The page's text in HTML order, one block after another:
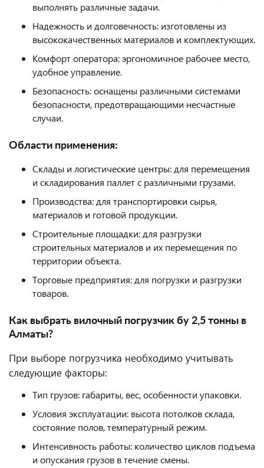
выполнять различные задачи.
Надежность и долговечность: изготовлены из
высококачественных материалов и комплектующих.
Комфорт оператора: эргономичное рабочее место,
удобное управление.
Безопасность: оснащены различными системами
безопасности, предотвращающими несчастные
случаи.
Области применения:
Склады и логистические центры: для перемещения
и складирования паллет с различными грузами.
Производства: для транспортировки сырья,
материалов и готовой продукции.
Строительные площадки: для разгрузки
строительных материалов и их перемещения по
территории объекта.
Торговые предприятия: для погрузки и разгрузки
товаров.
Как выбрать вилочный погрузчик бу 2,5 тонны в
Алматы?
При выборе погрузчика необходимо учитывать
следующие факторы:
Тип грузов: габариты, вес, особенности упаковки.
Условия эксплуатации: высота потолков склада,
состояние полов, температурный режим.
Интенсивность работы: количество циклов подъема
и опускания грузов в течение смены.